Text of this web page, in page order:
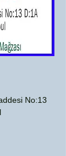
No:13